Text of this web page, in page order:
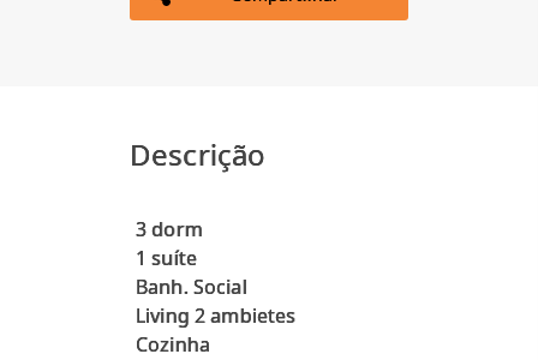
Descrição
3 dorm
1 suíte
Banh. Social
Living 2 ambietes
Cozinha